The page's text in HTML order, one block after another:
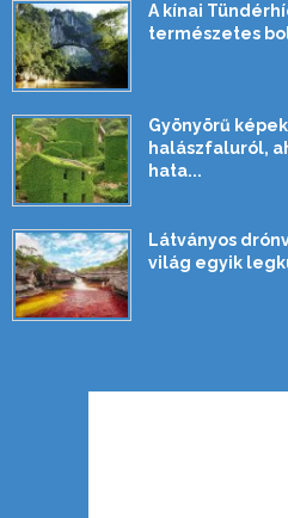
A kínai
természetes
Gyönyörű
halászfaluról,
hata...
Látványos
világ egyik